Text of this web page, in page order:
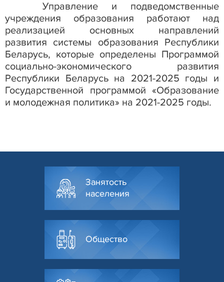
Управление и подведомственные
учреждения образования работают над
реализацией основных направлений
развития системы образования Республики
Беларусь, которые определены Программой
социально-экономического развития
Республики Беларусь на 2021-2025 годы и
Государственной программой «Образование
и молодежная политика» на 2021-2025 годы.
Занятость
населения
Общество